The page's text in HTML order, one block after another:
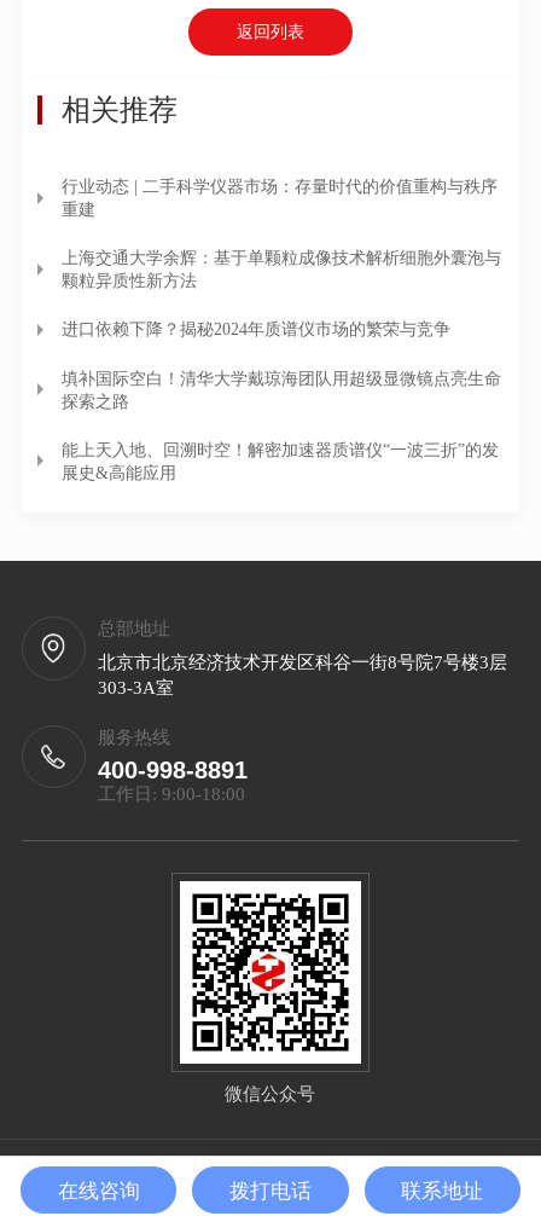
返回列表
相关推荐
行业动态 | 二手科学仪器市场：存量时代的价值重构与秩序
重建
上海交通大学余辉：基于单颗粒成像技术解析细胞外囊泡与
颗粒异质性新方法
进口依赖下降？揭秘2024年质谱仪市场的繁荣与竞争
填补国际空白！清华大学戴琼海团队用超级显微镜点亮生命
探索之路
能上天入地、回溯时空！解密加速器质谱仪“一波三折”的发
展史&高能应用
总部地址
北京市北京经济技术开发区科谷一街8号院7号楼3层
303-3A室
服务热线
400-998-8891
工作日: 9:00-18:00
微信公众号
Copyright©2025 北京泰智技术发展有限公司 All Right
Reserved
备案号： 京ICP备2025132656号-1 sitemap.xml
在线咨询 拨打电话 联系地址